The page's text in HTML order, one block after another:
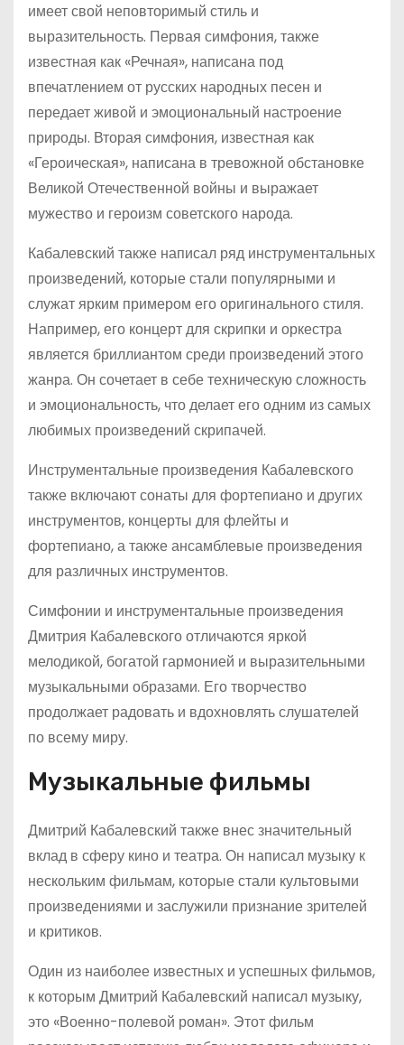
имеет свой неповторимый стиль и
выразительность. Первая симфония, также
известная как «Речная», написана под
впечатлением от русских народных песен и
передает живой и эмоциональный настроение
природы. Вторая симфония, известная как
«Героическая», написана в тревожной обстановке
Великой Отечественной войны и выражает
мужество и героизм советского народа.
Кабалевский также написал ряд инструментальных
произведений, которые стали популярными и
служат ярким примером его оригинального стиля.
Например, его концерт для скрипки и оркестра
является бриллиантом среди произведений этого
жанра. Он сочетает в себе техническую сложность
и эмоциональность, что делает его одним из самых
любимых произведений скрипачей.
Инструментальные произведения Кабалевского
также включают сонаты для фортепиано и других
инструментов, концерты для флейты и
фортепиано, а также ансамблевые произведения
для различных инструментов.
Симфонии и инструментальные произведения
Дмитрия Кабалевского отличаются яркой
мелодикой, богатой гармонией и выразительными
музыкальными образами. Его творчество
продолжает радовать и вдохновлять слушателей
по всему миру.
Музыкальные фильмы
Дмитрий Кабалевский также внес значительный
вклад в сферу кино и театра. Он написал музыку к
нескольким фильмам, которые стали культовыми
произведениями и заслужили признание зрителей
и критиков.
Один из наиболее известных и успешных фильмов,
к которым Дмитрий Кабалевский написал музыку,
это «Военно-полевой роман». Этот фильм